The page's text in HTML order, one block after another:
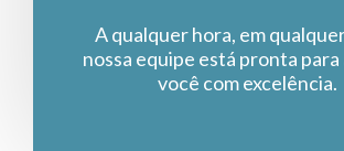
A qualquer hora, em
nossa equipe está pronta
você com excelência.